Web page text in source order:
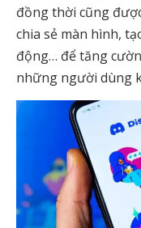
đồng thời cũng
chia sẻ màn hình,
động… để tăng
những người dùng